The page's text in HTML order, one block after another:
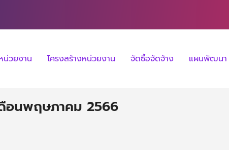
น่วยงาน โครงสร้างหน่วยงาน จัดซื้อจัดจ้าง แผนพัฒนา
อนพฤษภาคม 2566